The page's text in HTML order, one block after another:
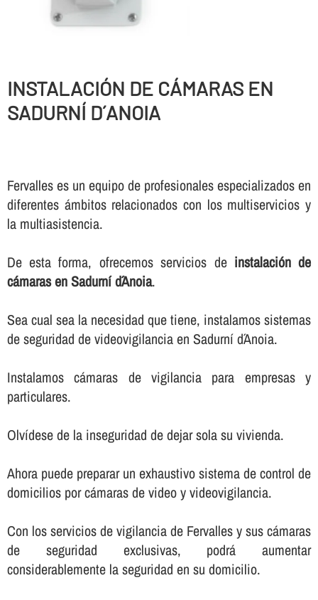
INSTALACIÓN DE CÁMARAS EN
SADURNÍ D´ANOIA
Fervalles es un equipo de profesionales especializados en
diferentes ámbitos relacionados con los multiservicios y
la multiasistencia.
De esta forma, ofrecemos servicios de instalación de
cámaras en Sadurní d´Anoia.
Sea cual sea la necesidad que tiene, instalamos sistemas
de seguridad de videovigilancia en Sadurní d´Anoia.
Instalamos cámaras de vigilancia para empresas y
particulares.
Olví­dese de la inseguridad de dejar sola su vivienda.
Ahora puede preparar un exhaustivo sistema de control de
domicilios por cámaras de video y videovigilancia.
Con los servicios de vigilancia de Fervalles y sus cámaras
de seguridad exclusivas, podrá aumentar
considerablemente la seguridad en su domicilio.